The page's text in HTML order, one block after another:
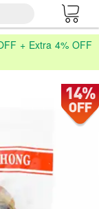
+ Extra 4% OFF